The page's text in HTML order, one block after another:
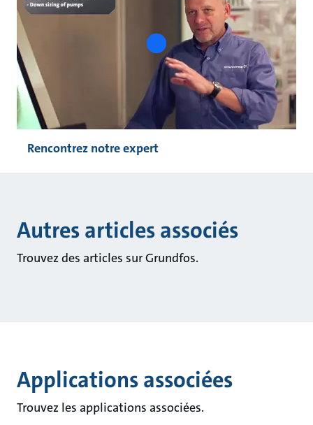
play
button
Rencontrez notre expert
Autres articles associés
Trouvez des articles sur Grundfos.
Applications associées
Trouvez les applications associées.